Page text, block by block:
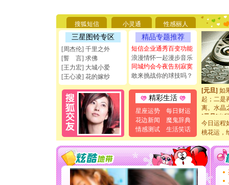
搜狐短信 小灵通 性感丽人
三星图铃专区
[周杰伦] 千里之外
[誓 言] 求佛
[王力宏] 大城小爱
[王心凌] 花的嫁纱
精品专题推荐
短信企业通秀百变功能
浪漫情怀一起漫步音乐
同城约会今夜告别寂寞
敢来挑战你的球技吗？
精彩生活
星座运势
每日财运
花边新闻
魔鬼辞典
情感测试
生活笑话
[圣诞节]
能正大
天都要快
[圣诞节]
如意,快
[元旦]看
断电。爱
你是我专
[元旦]如
起；二是
离。水晶
[元旦]当
泣，这痛
卖了。水
[春节]风
颜！冬去
道一声
[春节]传
片叶子
送你一
今日运程
桃花运，